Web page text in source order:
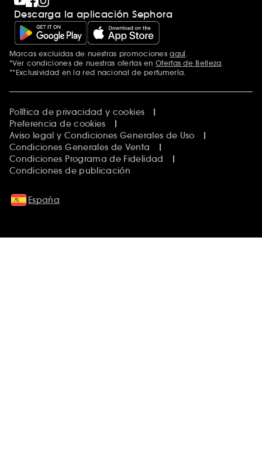
Descarga la aplicación Sephora
Marcas excluidas de nuestras promocionesaquí
*Ver condiciones de nuestras ofertas en Ofertas de Belleza
**Exclusividad en la red nacional de perfumería.
Política de privacidad y cookies
Preferencia de cookies
Aviso legal y Condiciones Generales de Uso
Condiciones Generales de Venta
Condiciones Programa de Fidelidad
Condiciones de publicación
España